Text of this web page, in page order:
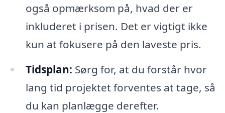
også opmærksom på, hvad der er
inkluderet i prisen. Det er vigtigt ikke
kun at fokusere på den laveste pris.
Tidsplan: Sørg for, at du forstår hvor
lang tid projektet forventes at tage, så
du kan planlægge derefter.